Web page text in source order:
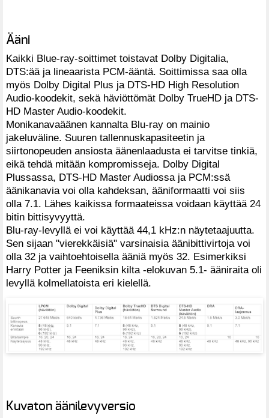
Ääni
Kaikki Blue-ray-soittimet toistavat Dolby Digitalia,
DTS:ää ja lineaarista PCM-ääntä. Soittimissa saa olla
myös Dolby Digital Plus ja DTS-HD High Resolution
Audio-koodekit, sekä häviöttömät Dolby TrueHD ja DTS-
HD Master Audio-koodekit.
Monikanavaäänen kannalta Blu-ray on mainio
jakeluväline. Suuren tallennuskapasiteetin ja
siirtonopeuden ansiosta äänenlaadusta ei tarvitse tinkiä,
eikä tehdä mitään kompromisseja. Dolby Digital
Plussassa, DTS-HD Master Audiossa ja PCM:ssä
äänikanavia voi olla kahdeksan, ääniformaatti voi siis
olla 7.1. Lähes kaikissa formaateissa voidaan käyttää 24
bitin bittisyvyyttä.
Blu-ray-levyllä ei voi käyttää 44,1 kHz:n näytetaajuutta.
Sen sijaan "vierekkäisiä" varsinaisia äänibittivirtoja voi
olla 32 ja vaihtoehtoisella ääniä myös 32. Esimerkiksi
Harry Potter ja Feeniksin kilta -elokuvan 5.1- ääniraita oli
levyllä kolmellatoista eri kielellä.
Kuvaton äänilevyversio